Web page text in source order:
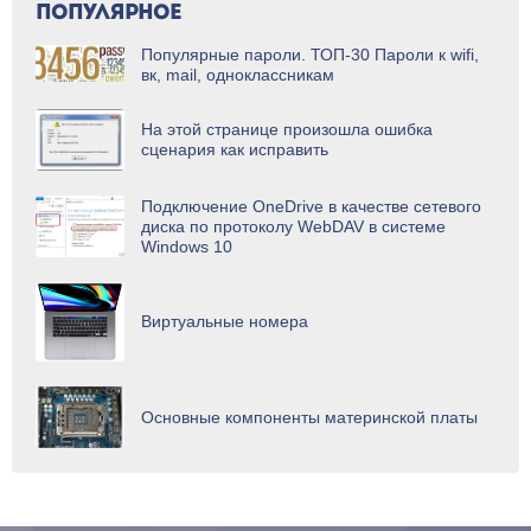
ПОПУЛЯРНОЕ
Популярные пароли. ТОП-30 Пароли к wifi,
вк, mail, одноклассникам
На этой странице произошла ошибка
сценария как исправить
Подключение OneDrive в качестве сетевого
диска по протоколу WebDAV в системе
Windows 10
Виртуальные номера
Основные компоненты материнской платы